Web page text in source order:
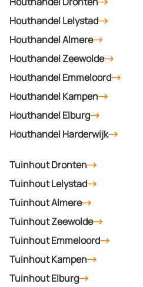
Houthandel Lelystad
Houthandel Almere
Houthandel Zeewolde
Houthandel Emmeloord
Houthandel Kampen
Houthandel Elburg
Houthandel Harderwijk
Tuinhout Dronten
Tuinhout Lelystad
Tuinhout Almere
Tuinhout Zeewolde
Tuinhout Emmeloord
Tuinhout Kampen
Tuinhout Elburg